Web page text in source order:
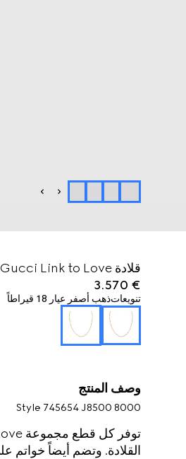
قلادة Gucci Link to Love عيار 18 قيراطاً
€ 3.570
تنويعاتذهب أصفر عيار 18 قيراطاً
وصف المنتج
Style ‎745654 J8500 8000
القلادة. وتضم أيضاً